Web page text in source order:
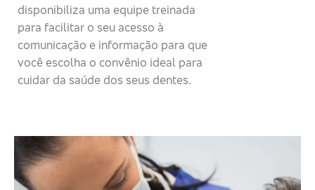
disponibiliza uma equipe treinada
para facilitar o seu acesso à
comunicação e informação para que
você escolha o convênio ideal para
cuidar da saúde dos seus dentes.